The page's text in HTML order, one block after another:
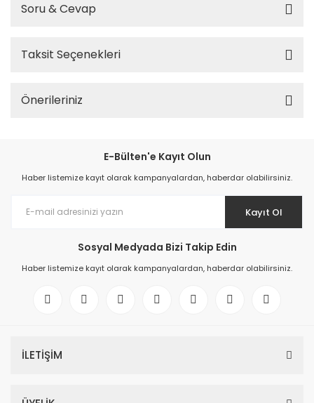
Soru & Cevap
Taksit Seçenekleri
Önerileriniz
E-Bülten'e Kayıt Olun
Haber listemize kayıt olarak kampanyalardan, haberdar olabilirsiniz.
Kayıt Ol
Sosyal Medyada Bizi Takip Edin
Haber listemize kayıt olarak kampanyalardan, haberdar olabilirsiniz.
İLETİŞİM